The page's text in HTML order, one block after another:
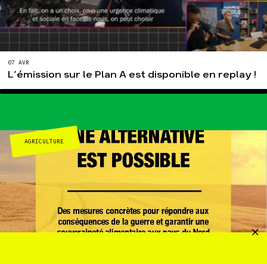
07 AVR
L’émission sur le Plan A est disponible en replay !
AGRICULTURE